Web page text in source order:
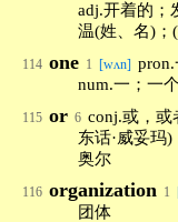
adj.开着的；
温(姓、名)；
114 one 1 [wʌn]
num.一；一
115 or 6 conj.或，或
东话·威妥玛
奥尔
116 organization 1
团体